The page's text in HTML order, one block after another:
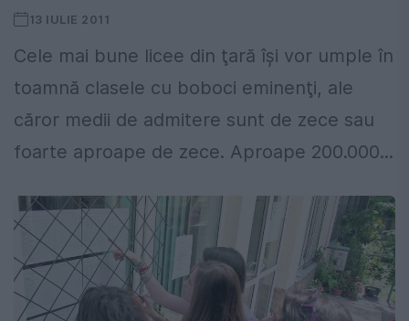
13 IULIE 2011
Cele mai bune licee din ţară îşi vor umple în
toamnă clasele cu boboci eminenţi, ale
căror medii de admitere sunt de zece sau
foarte aproape de zece. Aproape 200.000...